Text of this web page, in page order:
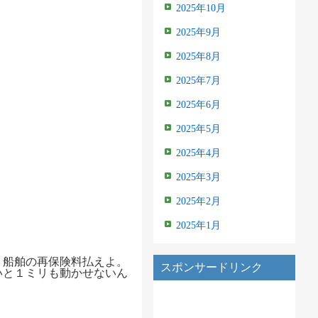
舶の再保険料払えよ。
１ミリも動かせないん
2025年10月
2025年9月
2025年8月
2025年7月
2025年6月
2025年5月
2025年4月
2025年3月
2025年2月
2025年1月
スポンサードリンク